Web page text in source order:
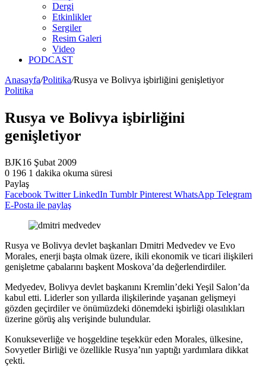
Dergi
Etkinlikler
Sergiler
Resim Galeri
Video
PODCAST
Anasayfa/Politika/Rusya ve Bolivya işbirliğini genişletiyor
Politika
Rusya ve Bolivya işbirliğini
genişletiyor
BJK16 Şubat 2009
0 196 1 dakika okuma süresi
Paylaş
Facebook Twitter LinkedIn Tumblr Pinterest WhatsApp Telegram
E-Posta ile paylaş
Rusya ve Bolivya devlet başkanları Dmitri Medvedev ve Evo
Morales, enerji başta olmak üzere, ikili ekonomik ve ticari ilişkileri
genişletme çabalarını başkent Moskova’da değerlendirdiler.
Medyedev, Bolivya devlet başkanını Kremlin’deki Yeşil Salon’da
kabul etti. Liderler son yıllarda ilişkilerinde yaşanan gelişmeyi
gözden geçirdiler ve önümüzdeki dönemdeki işbirliği olasılıkları
üzerine görüş alış verişinde bulundular.
Konukseverliğe ve hoşgeldine teşekkür eden Morales, ülkesine,
Sovyetler Birliği ve özellikle Rusya’nın yaptığı yardımlara dikkat
çekti.